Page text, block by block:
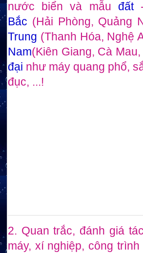
nước biển và mẫu đất
Bắc (Hải Phòng, Quảng
Trung (Thanh Hóa, Nghệ
Nam(Kiên Giang, Cà
đại như máy quang phổ,
đục, ...!
2. Quan trắc, đánh giá
máy, xí nghiệp, công